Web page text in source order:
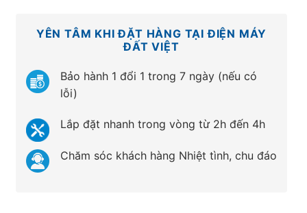
YÊN TÂM KHI ĐẶT HÀNG TẠI ĐIỆN MÁY
ĐẤT VIỆT
Bảo hành 1 đổi 1 trong 7 ngày (nếu có
lỗi)
Lắp đặt nhanh trong vòng từ 2h đến 4h
Chăm sóc khách hàng Nhiệt tình, chu đáo